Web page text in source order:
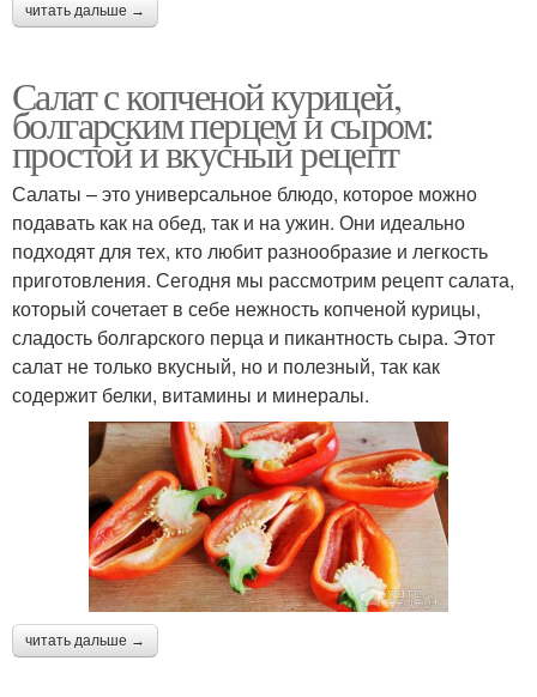
читать дальше →
Салат с копченой курицей,
болгарским перцем и сыром:
простой и вкусный рецепт
Салаты – это универсальное блюдо, которое можно
подавать как на обед, так и на ужин. Они идеально
подходят для тех, кто любит разнообразие и легкость
приготовления. Сегодня мы рассмотрим рецепт салата,
который сочетает в себе нежность копченой курицы,
сладость болгарского перца и пикантность сыра. Этот
салат не только вкусный, но и полезный, так как
содержит белки, витамины и минералы.
читать дальше →